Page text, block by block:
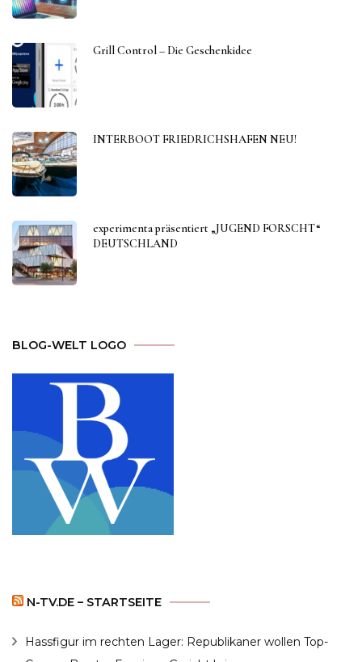
Grill Control – Die Geschenkidee
INTERBOOT FRIEDRICHSHAFEN NEU!
experimenta präsentiert „JUGEND FORSCHT“
DEUTSCHLAND
BLOG-WELT LOGO
N-TV.DE – STARTSEITE
Hassfigur im rechten Lager: Republikaner wollen Top-